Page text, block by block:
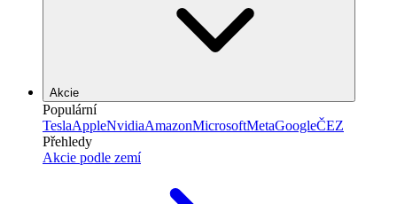
Akcie
Populární
TeslaAppleNvidiaAmazonMicrosoftMetaGoogleČEZ
Přehledy
Akcie podle zemí